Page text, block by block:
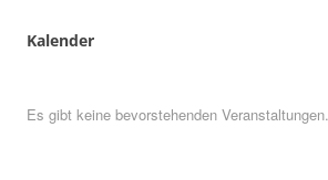
Kalender
Es gibt keine bevorstehenden Veranstaltungen.